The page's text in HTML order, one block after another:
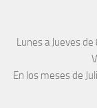
Lunes a Jueves de
En los meses de